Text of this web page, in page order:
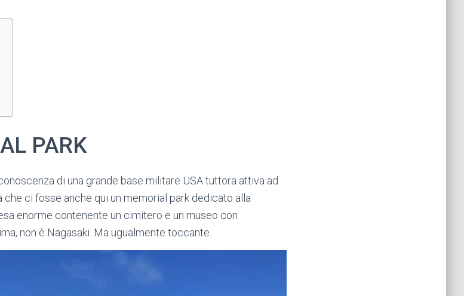
PARK
di una grande base militare USA tuttora attiva ad
che ci fosse anche qui un memorial park dedicato alla
enorme contenente un cimitero e un museo con
non è Nagasaki. Ma ugualmente toccante.